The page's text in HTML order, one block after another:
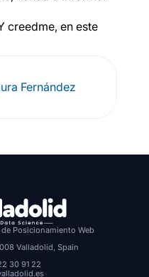
creedme, en este
Fernández
de Posicionamiento Web
Valladolid, Spain
30 91 22